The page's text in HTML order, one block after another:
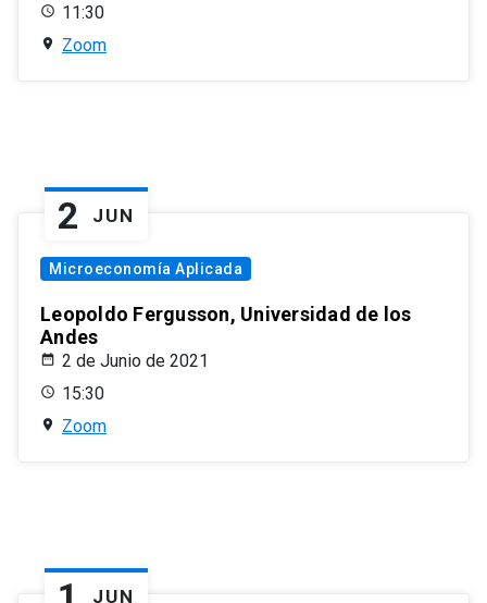
11:30
Zoom
2 JUN
Microeconomía Aplicada
Leopoldo Fergusson, Universidad de los
Andes
2 de Junio de 2021
15:30
Zoom
JUN